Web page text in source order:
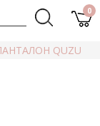
0
QUZU